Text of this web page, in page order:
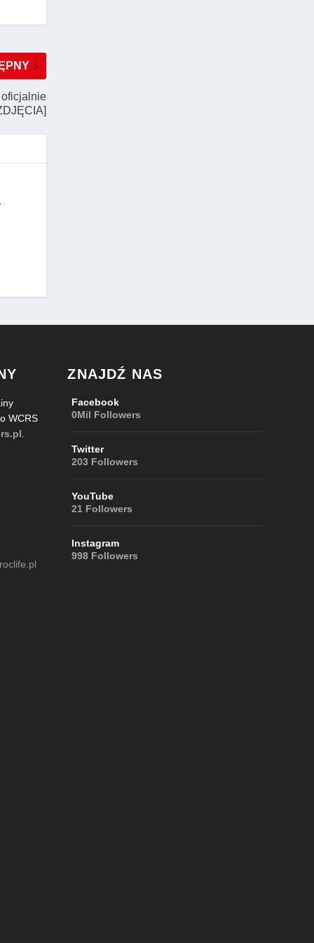
oficjalnie
WCRS
.
ZNAJDŹ NAS
Facebook
0Mil Followers
Twitter
203 Followers
YouTube
21 Followers
Instagram
998 Followers